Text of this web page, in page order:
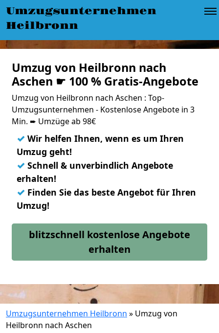
Umzugsunternehmen
Heilbronn
Umzug von Heilbronn nach
Aschen ☛ 100 % Gratis-Angebote
Umzug von Heilbronn nach Aschen : Top-
Umzugsunternehmen - Kostenlose Angebote in 3
Min. ➨ Umzüge ab 98€
✓ Wir helfen Ihnen, wenn es um Ihren
Umzug geht!
✓ Schnell & unverbindlich Angebote
erhalten!
✓ Finden Sie das beste Angebot für Ihren
Umzug!
blitzschnell kostenlose Angebote
erhalten
Umzugsunternehmen Heilbronn » Umzug von
Heilbronn nach Aschen